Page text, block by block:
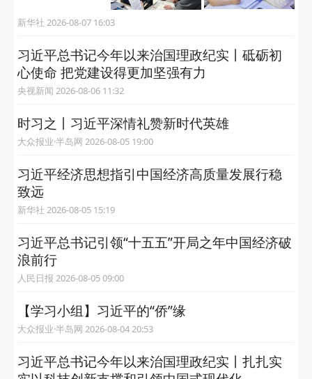
新华社 2026-08-07 16:03
习近平总书记今年以来治国理政纪实丨砥砺初
心使命 把党建设得更加坚强有力
央视新闻 2026-08-06 11:32
时习之丨习近平深情礼赞新时代英雄
大众报业·半岛网 2026-08-05 19:00
习近平经济思想指引中国经济高质量发展行稳
致远
新华社 2026-08-05 15:19
习近平总书记引领“十五五”开局之年中国经济破
浪前行
人民日报 2026-08-05 09:00
【学习小组】习近平的“侨”缘
大众报业·半岛网 2026-08-04 20:53
习近平总书记今年以来治国理政纪实丨扎扎实